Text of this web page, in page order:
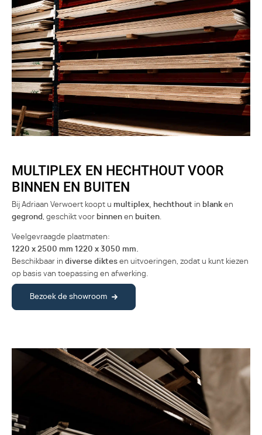
MULTIPLEX EN HECHTHOUT VOOR
BINNEN EN BUITEN
Bij Adriaan Verwoert koopt u multiplex, hechthout in blank en
gegrond, geschikt voor binnen en buiten.
Veelgevraagde plaatmaten:
1220 x 2500 mm 1220 x 3050 mm.
Beschikbaar in diverse diktes en uitvoeringen, zodat u kunt kiezen
op basis van toepassing en afwerking.
Bezoek de showroom